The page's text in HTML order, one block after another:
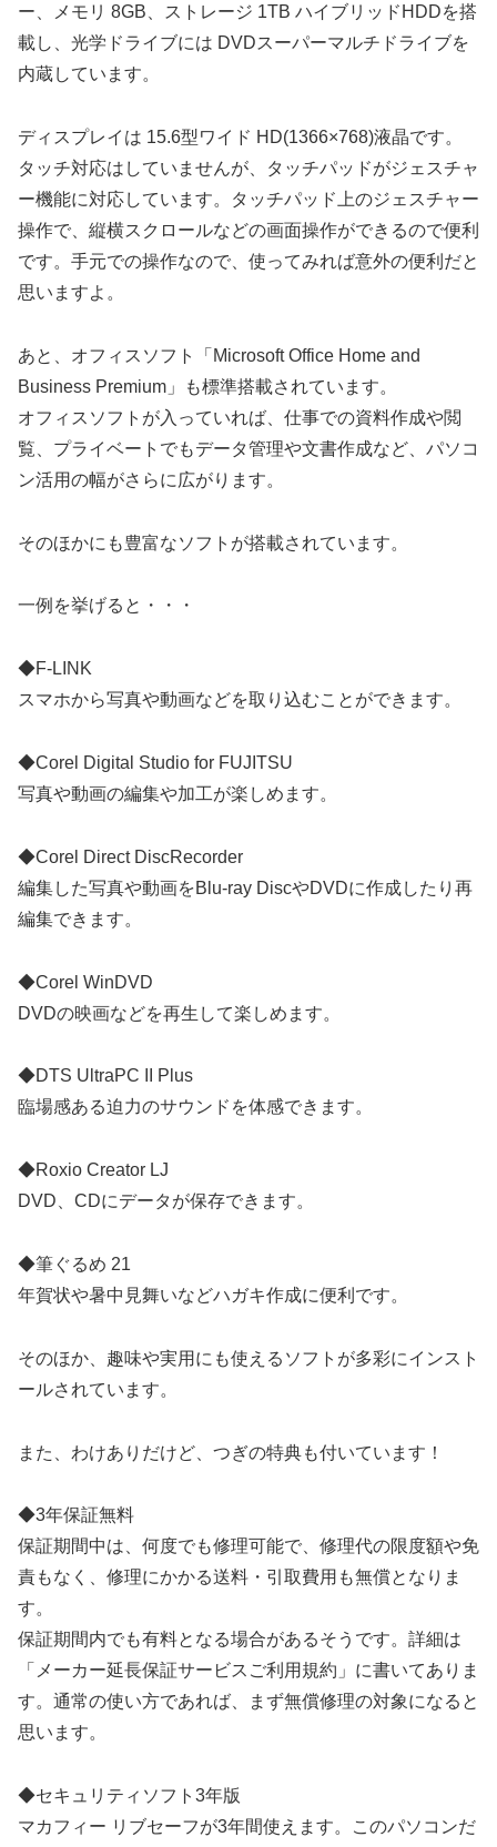
ー、メモリ 8GB、ストレージ 1TB ハイブリッドHDDを搭
載し、光学ドライブには DVDスーパーマルチドライブを
内蔵しています。
ディスプレイは 15.6型ワイド HD(1366×768)液晶です。
タッチ対応はしていませんが、タッチパッドがジェスチャ
ー機能に対応しています。タッチパッド上のジェスチャー
操作で、縦横スクロールなどの画面操作ができるので便利
です。手元での操作なので、使ってみれば意外の便利だと
思いますよ。
あと、オフィスソフト「Microsoft Office Home and
Business Premium」も標準搭載されています。
オフィスソフトが入っていれば、仕事での資料作成や閲
覧、プライベートでもデータ管理や文書作成など、パソコ
ン活用の幅がさらに広がります。
そのほかにも豊富なソフトが搭載されています。
一例を挙げると・・・
◆F-LINK
スマホから写真や動画などを取り込むことができます。
◆Corel Digital Studio for FUJITSU
写真や動画の編集や加工が楽しめます。
◆Corel Direct DiscRecorder
編集した写真や動画をBlu-ray DiscやDVDに作成したり再
編集できます。
◆Corel WinDVD
DVDの映画などを再生して楽しめます。
◆DTS UltraPC II Plus
臨場感ある迫力のサウンドを体感できます。
◆Roxio Creator LJ
DVD、CDにデータが保存できます。
◆筆ぐるめ 21
年賀状や暑中見舞いなどハガキ作成に便利です。
そのほか、趣味や実用にも使えるソフトが多彩にインスト
ールされています。
また、わけありだけど、つぎの特典も付いています！
◆3年保証無料
保証期間中は、何度でも修理可能で、修理代の限度額や免
責もなく、修理にかかる送料・引取費用も無償となりま
す。
保証期間内でも有料となる場合があるそうです。詳細は
「メーカー延長保証サービスご利用規約」に書いてありま
す。通常の使い方であれば、まず無償修理の対象になると
思います。
◆セキュリティソフト3年版
マカフィー リブセーフが3年間使えます。このパソコンだ